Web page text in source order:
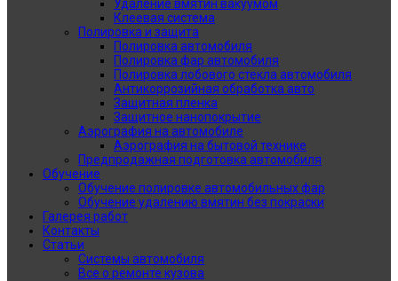
Удаление вмятин вакуумом
Клеевая система
Полировка и защита
Полировка автомобиля
Полировка фар автомобиля
Полировка лобового стекла автомобиля
Антикоррозийная обработка авто
Защитная пленка
Защитное нанопокрытие
Аэрография на автомобиле
Аэрография на бытовой технике
Предпродажная подготовка автомобиля
Обучение
Обучение полировке автомобильных фар
Обучение удалению вмятин без покраски
Галерея работ
Контакты
Статьи
Системы автомобиля
Все о ремонте кузова